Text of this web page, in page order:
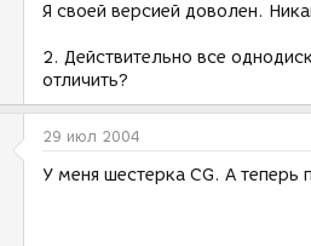
Я своей версией доволен.
2. Действительно все
отличить?
29 июл 2004
У меня шестерка CG. А теперь